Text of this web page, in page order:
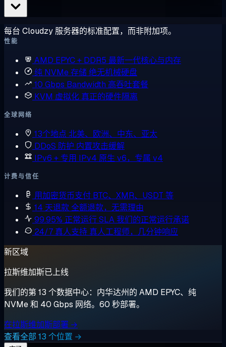
每台 Cloudzy 服务器的标准配置，而非附加项。
性能
AMD EPYC + DDR5 最新一代核心与内存
纯 NVMe 存储绝无机械硬盘
10 Gbps Bandwidth 高吞吐套餐
KVM 虚拟化 真正的硬件隔离
全球网络
13个地点 北美、欧洲、中东、亚太
DDoS 防护 内置攻击缓解
IPv6 + 专用 IPv4 原生 v6，专属 v4
计费与信任
用加密货币支付 BTC、XMR、USDT 等
14 天退款全额退款，无需理由
99.95% 正常运行 SLA我们的正常运行承诺
24/7 真人支持 真人工程师，几分钟响应
新区域
拉斯维加斯已上线
我们的第 13 个数据中心：内华达州的 AMD EPYC、纯
NVMe 和 40 Gbps 网络。60 秒部署。
在拉斯维加斯部署 →
查看全部 13 个位置 →